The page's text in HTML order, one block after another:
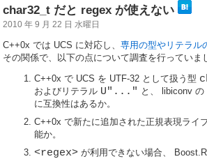
char32_t だと regex が使えない
2010 年 9 月 22 日 水曜日
C++0x では UCS に対応し、 専用の型やリテラル
その関係で、以下の点について調査を行っていま
C++0x で UCS を UTF-32 として扱う型
およびリテラル U"..." と、 libiconv
に互換性はあるか。
C++0x で新たに追加された正規表現ライ
能か。
<regex> が利用できない場合、